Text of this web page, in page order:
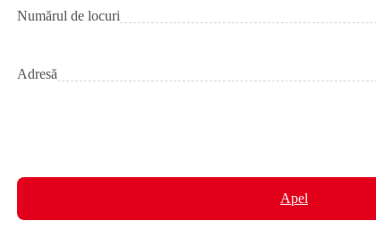
Numărul de locuri
Adresă
Apel